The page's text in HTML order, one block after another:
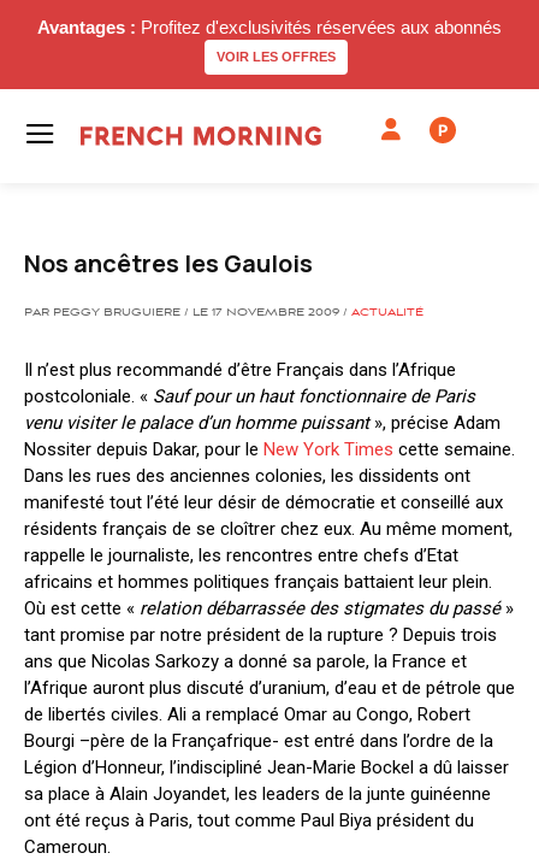
Avantages : Profitez d'exclusivités réservées aux abonnés
VOIR LES OFFRES
P
Nos ancêtres les Gaulois
PAR PEGGY BRUGUIERE / LE 17 NOVEMBRE 2009 / ACTUALITÉ
Il n’est plus recommandé d’être Français dans l’Afrique
postcoloniale. « Sauf pour un haut fonctionnaire de Paris
venu visiter le palace d’un homme puissant», précise Adam
Nossiter depuis Dakar, pour le New York Times cette semaine.
Dans les rues des anciennes colonies, les dissidents ont
manifesté tout l’été leur désir de démocratie et conseillé aux
résidents français de se cloîtrer chez eux. Au même moment,
rappelle le journaliste, les rencontres entre chefs d’Etat
africains et hommes politiques français battaient leur plein.
Où est cette « relation débarrassée des stigmates du passé»
tant promise par notre président de la rupture ? Depuis trois
ans que Nicolas Sarkozy a donné sa parole, la France et
l’Afrique auront plus discuté d’uranium, d’eau et de pétrole que
de libertés civiles. Ali a remplacé Omar au Congo, Robert
Bourgi –père de la Françafrique- est entré dans l’ordre de la
Légion d’Honneur, l’indiscipliné Jean-Marie Bockel a dû laisser
sa place à Alain Joyandet, les leaders de la junte guinéenne
ont été reçus à Paris, tout comme Paul Biya président du
Cameroun.